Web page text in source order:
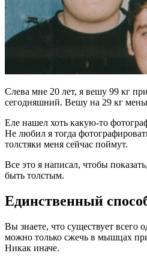
Слева мне 20 лет, я вешу 99 кг
сегодняшний. Вешу на 29 кг
Еле нашел хоть какую-то
Не любил я тогда
толстяки меня сейчас поймут.
Все это я написал, чтобы
быть толстым.
Единственный
Вы знаете, что существует всего
можно только сжечь в мышцах
Никак иначе.